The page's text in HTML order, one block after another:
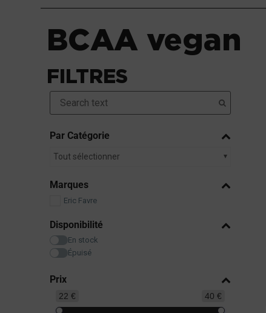
BCAA vegan
FILTRES
Par Catégorie
Tout sélectionner
Marques
Eric Favre
Disponibilité
En stock
Épuisé
Prix
22 € 40 €